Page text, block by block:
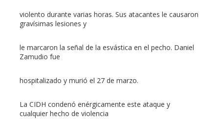
violento durante varias horas. Sus atacantes le causaron
gravísimas lesiones y
le marcaron la señal de la esvástica en el pecho. Daniel
Zamudio fue
hospitalizado y murió el 27 de marzo.
La CIDH condenó enérgicamente este ataque y
cualquier hecho de violencia